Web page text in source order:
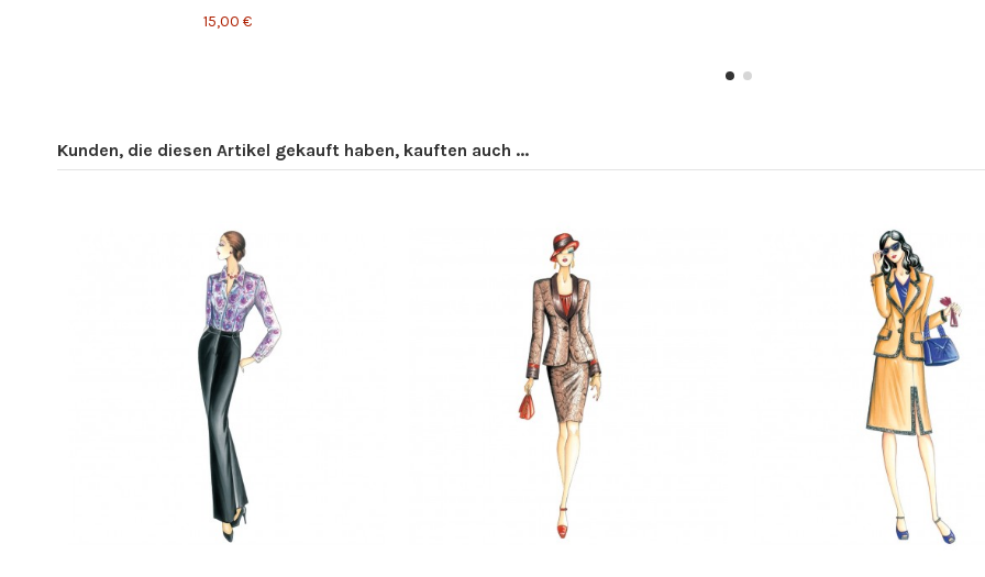
15,00 €
Kunden, die diesen Artikel gekauft haben, kauften auch ...